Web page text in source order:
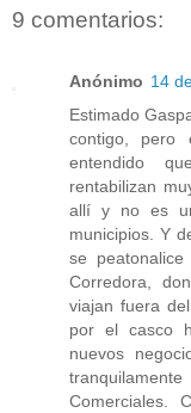
9 comentarios:
Anónimo 14
Estimado
contigo, pero
entendido
rentabilizan
allí y no es
municipios. Y
se
Corredora,
viajan fuera
por el casco
nuevos
Comerciales.